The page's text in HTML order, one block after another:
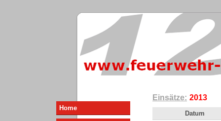
Home
Einsätze: 2013
Datum